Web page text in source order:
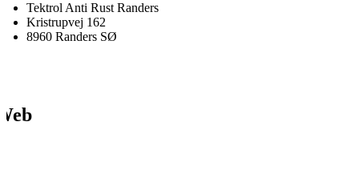
Tektrol Anti Rust Randers
Kristrupvej 162
8960 Randers SØ